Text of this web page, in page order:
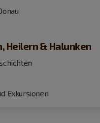
Heilern & Halunken
Exkursionen